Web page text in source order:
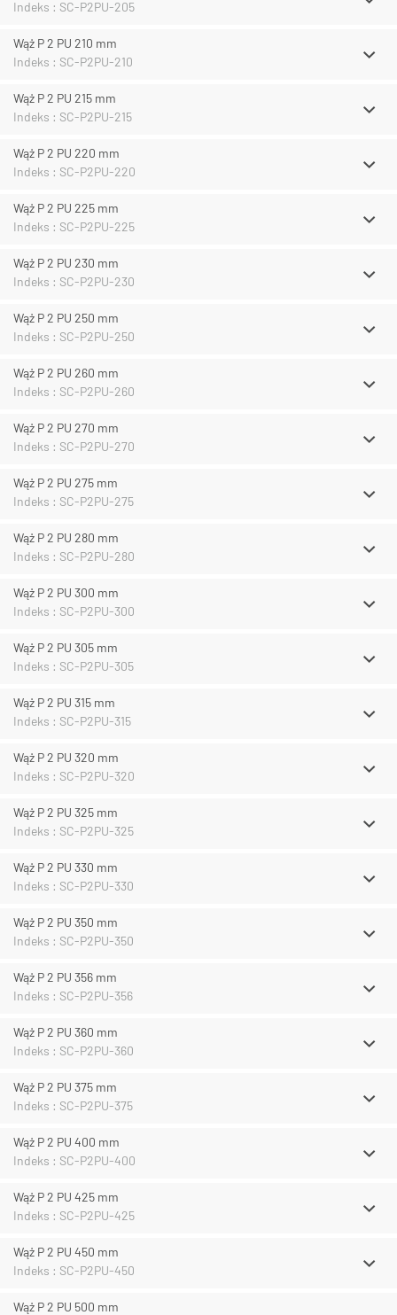
Indeks : SC-P2PU-205
Wąż P 2 PU 210 mm
Indeks : SC-P2PU-210
Wąż P 2 PU 215 mm
Indeks : SC-P2PU-215
Wąż P 2 PU 220 mm
Indeks : SC-P2PU-220
Wąż P 2 PU 225 mm
Indeks : SC-P2PU-225
Wąż P 2 PU 230 mm
Indeks : SC-P2PU-230
Wąż P 2 PU 250 mm
Indeks : SC-P2PU-250
Wąż P 2 PU 260 mm
Indeks : SC-P2PU-260
Wąż P 2 PU 270 mm
Indeks : SC-P2PU-270
Wąż P 2 PU 275 mm
Indeks : SC-P2PU-275
Wąż P 2 PU 280 mm
Indeks : SC-P2PU-280
Wąż P 2 PU 300 mm
Indeks : SC-P2PU-300
Wąż P 2 PU 305 mm
Indeks : SC-P2PU-305
Wąż P 2 PU 315 mm
Indeks : SC-P2PU-315
Wąż P 2 PU 320 mm
Indeks : SC-P2PU-320
Wąż P 2 PU 325 mm
Indeks : SC-P2PU-325
Wąż P 2 PU 330 mm
Indeks : SC-P2PU-330
Wąż P 2 PU 350 mm
Indeks : SC-P2PU-350
Wąż P 2 PU 356 mm
Indeks : SC-P2PU-356
Wąż P 2 PU 360 mm
Indeks : SC-P2PU-360
Wąż P 2 PU 375 mm
Indeks : SC-P2PU-375
Wąż P 2 PU 400 mm
Indeks : SC-P2PU-400
Wąż P 2 PU 425 mm
Indeks : SC-P2PU-425
Wąż P 2 PU 450 mm
Indeks : SC-P2PU-450
Wąż P 2 PU 500 mm